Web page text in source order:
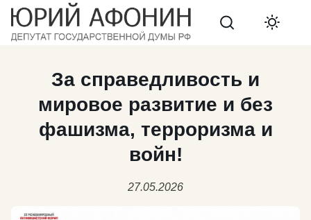
Search
За справедливость и
мировое развитие и без
фашизма, терроризма и
войн!
27.05.2026